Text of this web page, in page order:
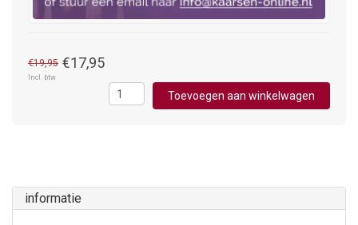
€19,95 €17,95
Incl. btw
Toevoegen aan winkelwagen
informatie